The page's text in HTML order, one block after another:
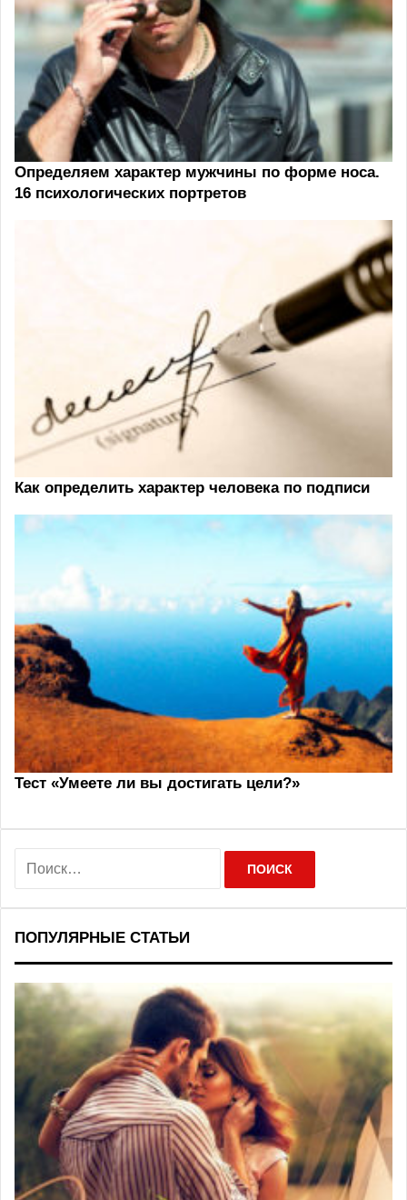
Определяем характер мужчины по форме носа.
16 психологических портретов
Как определить характер человека по подписи
Тест «Умеете ли вы достигать цели?»
и
ПОПУЛЯРНЫЕ СТАТЬИ